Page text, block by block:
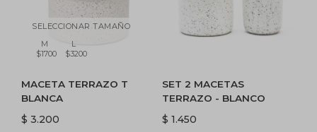
SELECCIONAR TAMAÑO
M
$1700
L
$3200
MACETA TERRAZO T
BLANCA
$ 3.200
SET 2 MACETAS
TERRAZO - BLANCO
$ 1.450